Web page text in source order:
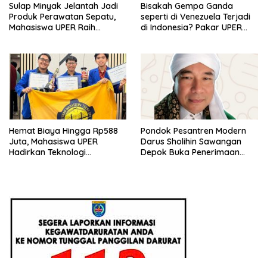
Sulap Minyak Jelantah Jadi
Produk Perawatan Sepatu,
Mahasiswa UPER Raih
Bisakah Gempa Ganda
seperti di Venezuela Terjadi
di Indonesia? Pakar UPER
Hemat Biaya Hingga Rp588
Juta, Mahasiswa UPER
Hadirkan Teknologi
Pondok Pesantren Modern
Darus Sholihin Sawangan
Depok Buka Penerimaan